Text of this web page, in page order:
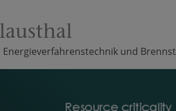
und